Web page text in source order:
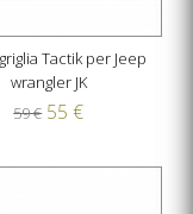
Tactik per Jeep
wrangler JK
59 € 55 €